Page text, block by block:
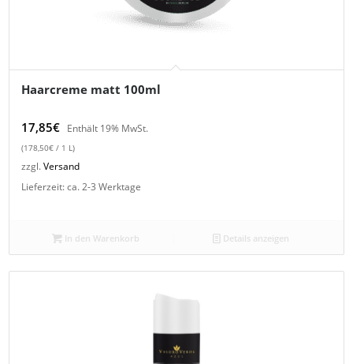
Haarcreme matt 100ml
17,85€ Enthält 19% MwSt.
(178,50€ / 1 L)
zzgl.Versand
Lieferzeit: ca. 2-3 Werktage
In den Warenkorb Details anzeigen